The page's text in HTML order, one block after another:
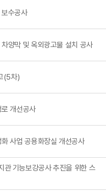
수공사
양막 및 옥외광고물 설치 공사
(5차)
개선공사
사업 공용화장실 개선공사
관 기능보강공사 추진을 위한 스